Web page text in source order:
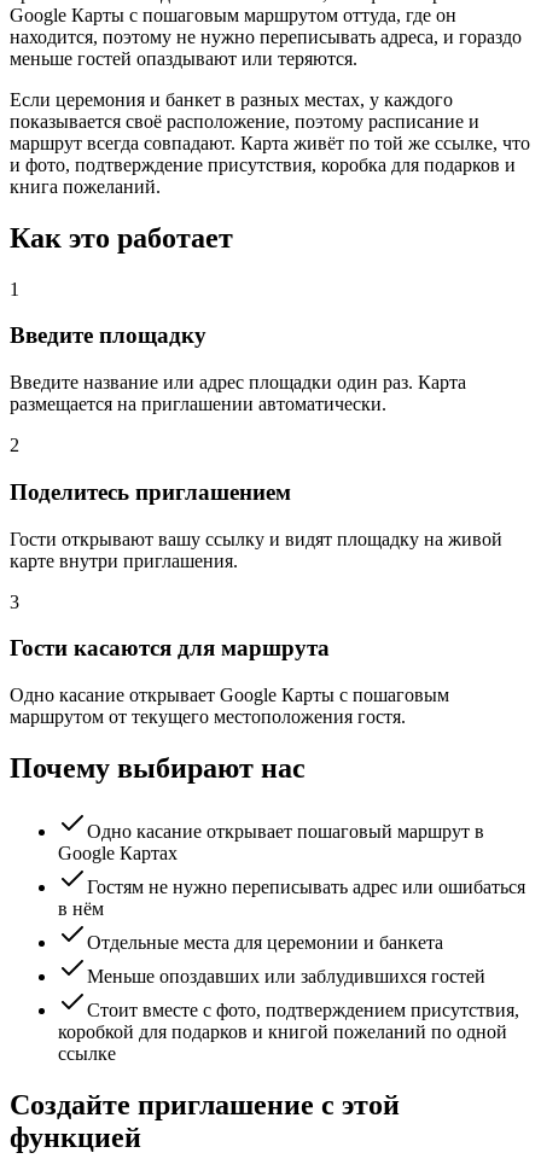
Google Карты с пошаговым маршрутом оттуда, где он
находится, поэтому не нужно переписывать адреса, и гораздо
меньше гостей опаздывают или теряются.
Если церемония и банкет в разных местах, у каждого
показывается своё расположение, поэтому расписание и
маршрут всегда совпадают. Карта живёт по той же ссылке, что
и фото, подтверждение присутствия, коробка для подарков и
книга пожеланий.
Как это работает
1
Введите площадку
Введите название или адрес площадки один раз. Карта
размещается на приглашении автоматически.
2
Поделитесь приглашением
Гости открывают вашу ссылку и видят площадку на живой
карте внутри приглашения.
3
Гости касаются для маршрута
Одно касание открывает Google Карты с пошаговым
маршрутом от текущего местоположения гостя.
Почему выбирают нас
Одно касание открывает пошаговый маршрут в
Google Картах
Гостям не нужно переписывать адрес или ошибаться
в нём
Отдельные места для церемонии и банкета
Меньше опоздавших или заблудившихся гостей
Стоит вместе с фото, подтверждением присутствия,
коробкой для подарков и книгой пожеланий по одной
ссылке
Создайте приглашение с этой
функцией